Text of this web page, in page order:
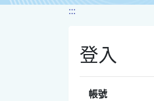
:::
登入
帳號